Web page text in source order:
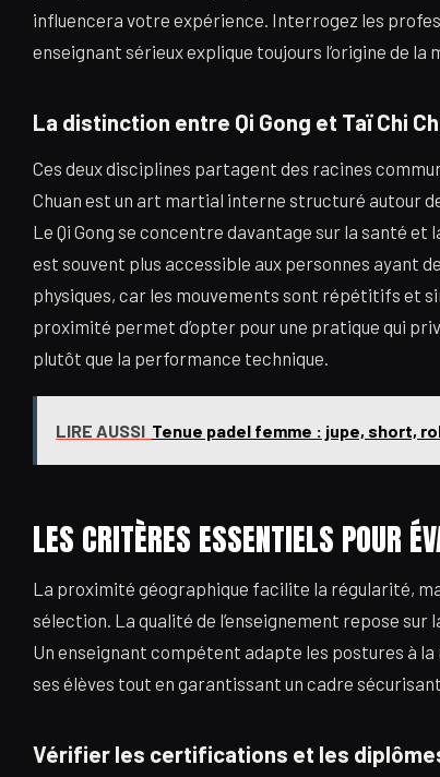
influencera votre expérience. Interrogez les
enseignant sérieux explique toujours l’origine de la
La distinction entre Qi Gong et Taï Chi
Ces deux disciplines partagent des racines
Chuan est un art martial interne structuré autour
Le Qi Gong se concentre davantage sur la santé et
est souvent plus accessible aux personnes ayant
physiques, car les mouvements sont répétitifs et
proximité permet d’opter pour une pratique qui
plutôt que la performance technique.
LIRE AUSSI Tenue padel femme : jupe, short,
LES CRITÈRES ESSENTIELS POUR
La proximité géographique facilite la régularité,
sélection. La qualité de l’enseignement repose
Un enseignant compétent adapte les postures à
ses élèves tout en garantissant un cadre
Vérifier les certifications et les